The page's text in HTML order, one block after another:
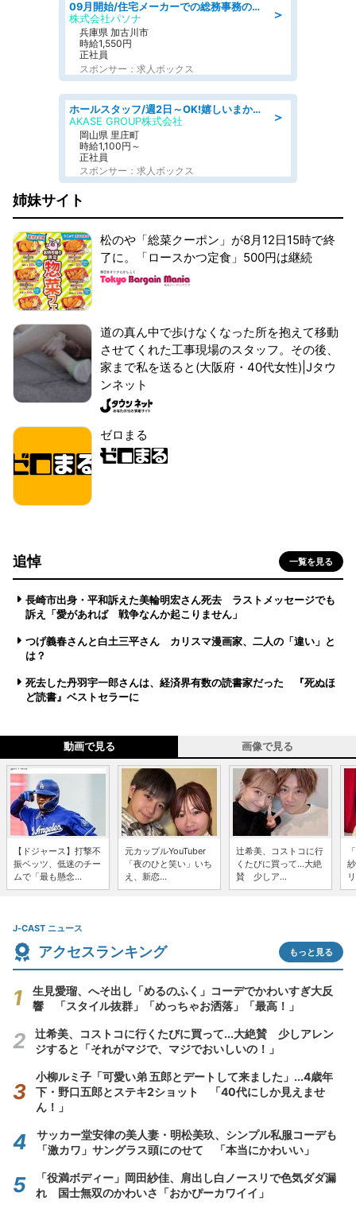
＞
09月開始/住宅メーカーでの総務事務のお仕事/駅近/車通勤可/一般事務/人事労務
株式会社パソナ
兵庫県 加古川市
時給1,550円
正社員
スポンサー：求人ボックス
＞
ホールスタッフ/週2日～OK!嬉しいまかない付き/岡山県/浅口郡里庄町
AKASE GROUP株式会社
岡山県 里庄町
時給1,100円～
正社員
スポンサー：求人ボックス
姉妹サイト
松のや「総菜クーポン」が8月12日15時で終
了に。「ロースかつ定食」500円は継続
道の真ん中で歩けなくなった所を抱えて移動
させてくれた工事現場のスタッフ。その後、
家まで私を送ると(大阪府・40代女性)|Jタウ
ンネット
ゼロまる
追悼 一覧を見る
長崎市出身・平和訴えた美輪明宏さん死去 ラストメッセージでも
訴え「愛があれば 戦争なんか起こりません」
つげ義春さんと白土三平さん カリスマ漫画家、二人の「違い」と
は？
死去した丹羽宇一郎さんは、経済界有数の読書家だった 『死ぬほ
ど読書』ベストセラーに
動画で見る 画像で見る
【ドジャース】打撃不
振ベッツ、低迷のチー
ムで「最も懸念...
元カップルYouTuber
「夜のひと笑い」いち
え、新恋...
辻希美、コストコに行
くたびに買って...大絶
賛 少しア...
J-CAST ニュース
アクセスランキング もっと見る
生見愛瑠、へそ出し「めるのふく」コーデでかわいすぎ大反
響 「スタイル抜群」「めっちゃお洒落」「最高！」
辻希美、コストコに行くたびに買って...大絶賛 少しアレン
ジすると「それがマジで、マジでおいしいの！」
小柳ルミ子「可愛い弟 五郎とデートして来ました」...4歳年
下・野口五郎とステキ2ショット 「40代にしか見えませ
ん！」
サッカー堂安律の美人妻・明松美玖、シンプル私服コーデも
「激カワ」サングラス頭にのせて 「本当にかわいい」
「役満ボディー」岡田紗佳、肩出し白ノースリで色気ダダ漏
れ 国士無双のかわいさ「おかぴーカワイイ」